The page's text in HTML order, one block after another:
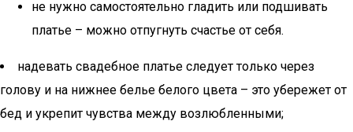
не нужно самостоятельно гладить или подшивать
платье – можно отпугнуть счастье от себя.
надевать свадебное платье следует только через
голову и на нижнее белье белого цвета – это убережет от
бед и укрепит чувства между возлюбленными;